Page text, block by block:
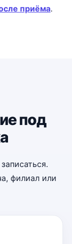
приёма.
под
филиал или